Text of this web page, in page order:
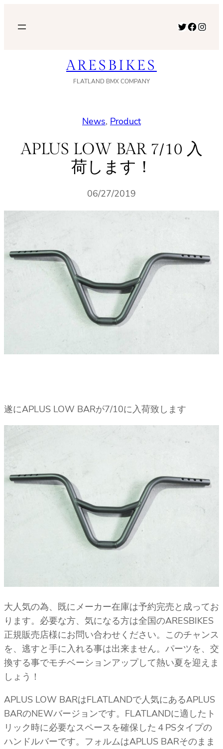
Twitter Facebook Instagram
ARESBIKES
FLATLAND BMX COMPANY
News, Product
APLUS LOW BAR 7/10 入
荷します！
06/27/2019
遂にAPLUS LOW BARが7/10に入荷致します
大人気の為、既にメーカー在庫は予約完売と成ってお
ります。必要な方、気になる方は全国のARESBIKES
正規販売店様にお問い合わせください。このチャンス
を、逃すと手に入れる事は出来ません。パーツを、交
換する事でモチベーションアップして熱い夏を迎えま
しょう！
APLUS LOW BARはFLATLANDで人気にあるAPLUS
BARのNEWバージョンです。FLATLANDに適したト
リック時に必要なスペースを確保した４PSタイプの
ハンドルバーです。フォルムはAPLUS BARそのまま